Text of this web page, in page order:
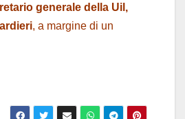
d
generale della Uil,
, a margine di un